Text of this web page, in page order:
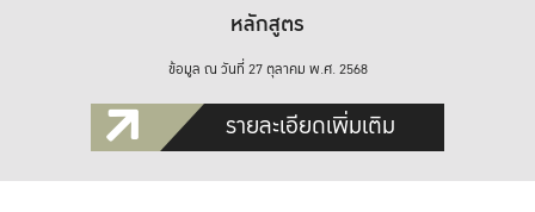
หลักสูตร
ข้อมูล ณ วันที่ 27 ตุลาคม พ.ศ. 2568
รายละเอียดเพิ่มเติม